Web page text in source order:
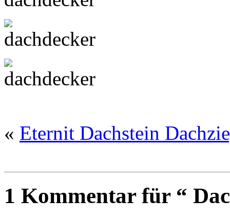
« Eternit Dachstein
1 Kommentar für “